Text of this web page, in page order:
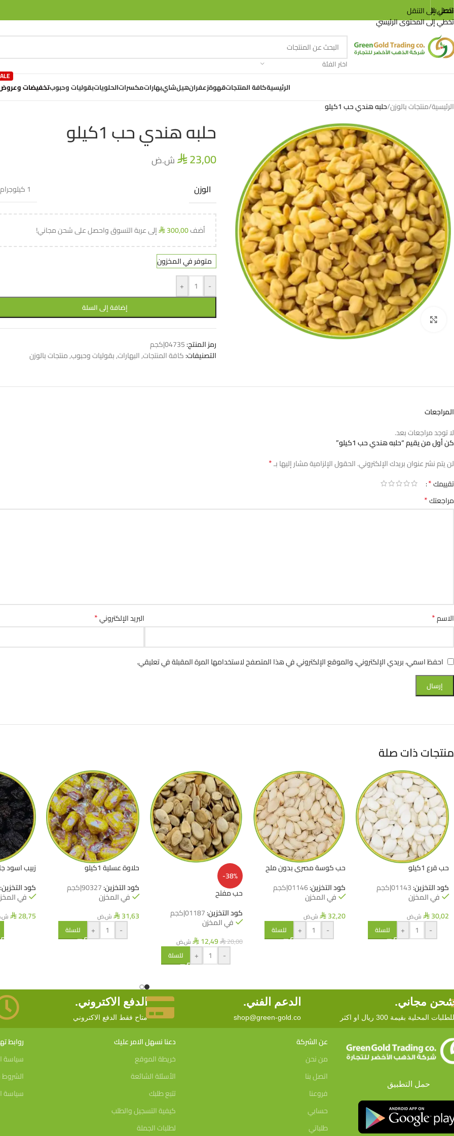
تخطي إلى التنقل
تخطي إلى المحتوى الرئيسي
اتصل بنا
اختر الفئة
الرئيسيةكافة المنتجاتقهوةزعفرانهيلشايبهاراتمكسراتالحلوياتبقوليات وحبوبتخفيضات
الرئيسية/منتجات بالوزن/حلبه هندي حب 1كيلو
اضغط للتكبير
حلبه هندي حب 1كيلو
⃁23,00 ش.ض
الوزن 1 كيلوجرام
أضف ⃁300,00 إلى عربة التسوق واحصل على شحن مجاني!
متوفر في المخزون
-
+
إضافة إلى السلة
رمز المنتج:04735|كجم
التصنيفات:كافة المنتجات,البهارات,بقوليات وحبوب,منتجات بالوزن
المراجعات
لا توجد مراجعات بعد.
كن أول من يقيم “حلبه هندي حب 1كيلو”
لن يتم نشر عنوان بريدك الإلكتروني.الحقول الإلزامية مشار إليها بـ*
تقييمك*
مراجعتك*
الاسم* البريد الإلكتروني*
احفظ اسمي، بريدي الإلكتروني، والموقع الإلكتروني في هذا المتصفح لاستخدامها المرة المقبلة في تعليقي.
منتجات ذات صلة
حب قرع 1كيلو
كود التخزين:01143|كجم
في المخزن
⃁ 30,02 ش.ض
-
+ للسلة
حب كوسة مصري بدون ملح
كود التخزين:01146|كجم
في المخزن
⃁ 32,20 ش.ض
-
+ للسلة
-38%
حب مفتح
كود التخزين:01187|كجم
في المخزن
⃁20,00
⃁12,49 ش.ض
-
+ للسلة
حلاوة عسلية 1كيلو
كود التخزين:90327|كجم
في المخزن
⃁ 31,63 ش.ض
-
+ للسلة
زبيب اسود
كود التخزين:
في
⃁ 28,75
شحن مجاني.
للطلبات المحلية بقيمة 300 ريال او اكثر
الدعم الفني.
shop@green-gold.co
الدفع الاكتروني.
متاح فقط الدفع الاكتروني
حمل التطبيق
عن الشركة
من نحن
اتصل بنا
فروعنا
حسابي
طلباتي
دعنا نسهل الامر عليك
خريطة الموقع
الأسئلة الشائعة
تتبع طلبك
كيفية التسجيل والطلب
لطلبات الجملة
روابط
سياسة
الشروط
سياسة